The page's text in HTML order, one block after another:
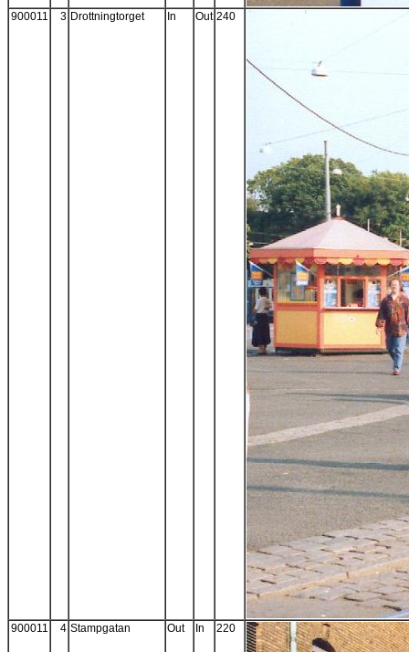
900011 3 Drottningtorget In Out 240
900011 4 Stampgatan Out In 220